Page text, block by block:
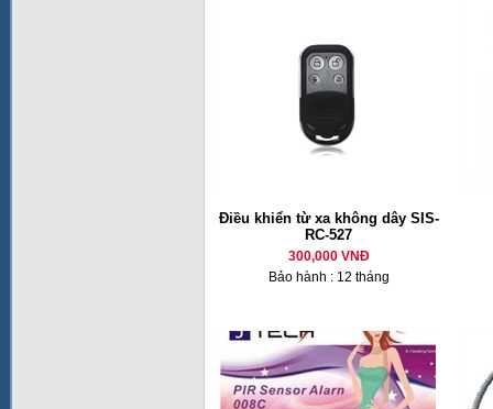
Điều khiển từ xa không dây SIS-
RC-527
300,000 VNĐ
Bảo hành : 12 tháng